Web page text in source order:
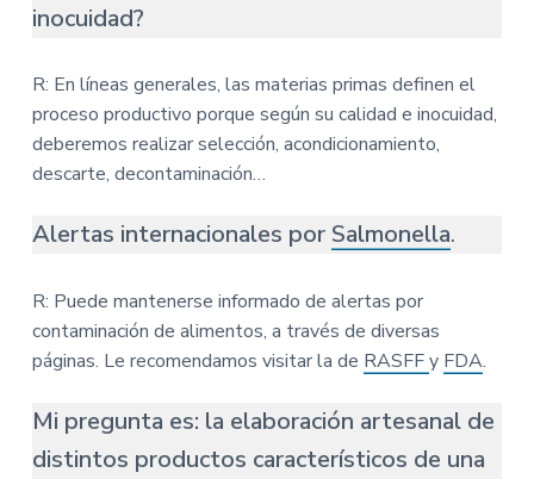
inocuidad?
R: En líneas generales, las materias primas definen el
proceso productivo porque según su calidad e inocuidad,
deberemos realizar selección, acondicionamiento,
descarte, decontaminación…
Alertas internacionales por Salmonella.
R: Puede mantenerse informado de alertas por
contaminación de alimentos, a través de diversas
páginas. Le recomendamos visitar la de RASFFy FDA.
Mi pregunta es: la elaboración artesanal de
distintos productos característicos de una